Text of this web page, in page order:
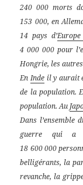
240 000 morts
153 000, en
14 pays d’
4 000 000 pour
Hongrie, les
EnInde il y aurait
de la population.
population. Au
Dans l’ensemble
guerre qui a
18 600 000
belligérants, la
revanche, la